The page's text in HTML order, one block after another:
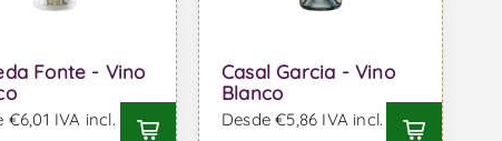
Fonte - Vino
€6,01 IVA incl.
Casal Garcia - Vino
Blanco
Desde €5,86 IVA incl.